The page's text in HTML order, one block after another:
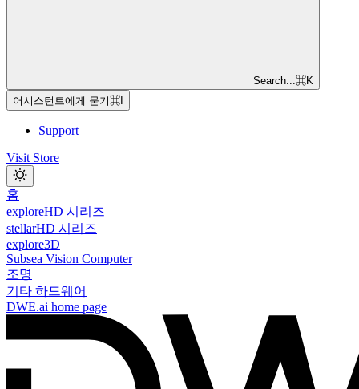
Search...⌘K
어시스턴트에게 묻기⌘
Support
Visit Store
홈
exploreHD 시리즈
stellarHD 시리즈
explore3D
Subsea Vision Computer
조명
기타 하드웨어
DWE.ai home page